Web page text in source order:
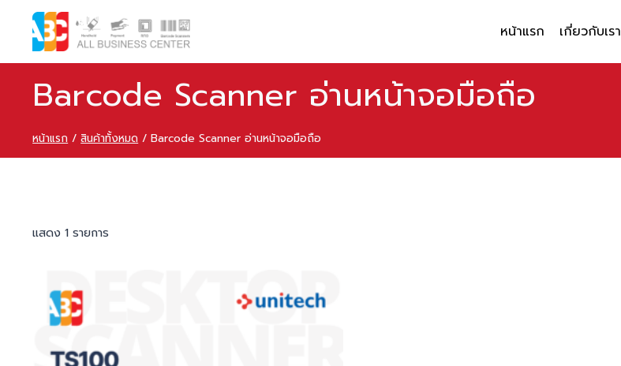
หน้าแรก เกี่ยวกับเรา
Barcode Scanner อ่านหน้าจอมือถือ
หน้าแรก / สินค้าทั้งหมด / Barcode Scanner อ่านหน้าจอมือถือ
แสดง 1 รายการ